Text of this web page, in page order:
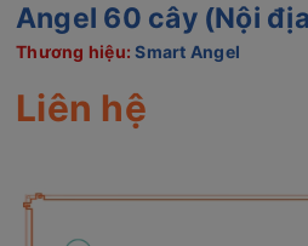
Angel 60 cây (Nội
Thương hiệu:Smart Angel
Liên hệ